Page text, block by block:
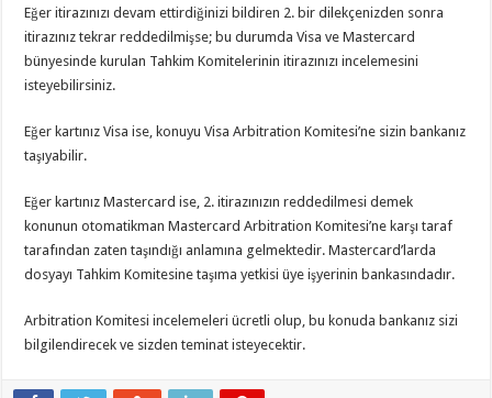
Eğer itirazınızı devam ettirdiğinizi bildiren 2. bir dilekçenizden sonra
itirazınız tekrar reddedilmişse; bu durumda Visa ve Mastercard
bünyesinde kurulan Tahkim Komitelerinin itirazınızı incelemesini
isteyebilirsiniz.
Eğer kartınız Visa ise, konuyu Visa Arbitration Komitesi’ne sizin bankanız
taşıyabilir.
Eğer kartınız Mastercard ise, 2. itirazınızın reddedilmesi demek
konunun otomatikman Mastercard Arbitration Komitesi’ne karşı taraf
tarafından zaten taşındığı anlamına gelmektedir. Mastercard’larda
dosyayı Tahkim Komitesine taşıma yetkisi üye işyerinin bankasındadır.
Arbitration Komitesi incelemeleri ücretli olup, bu konuda bankanız sizi
bilgilendirecek ve sizden teminat isteyecektir.